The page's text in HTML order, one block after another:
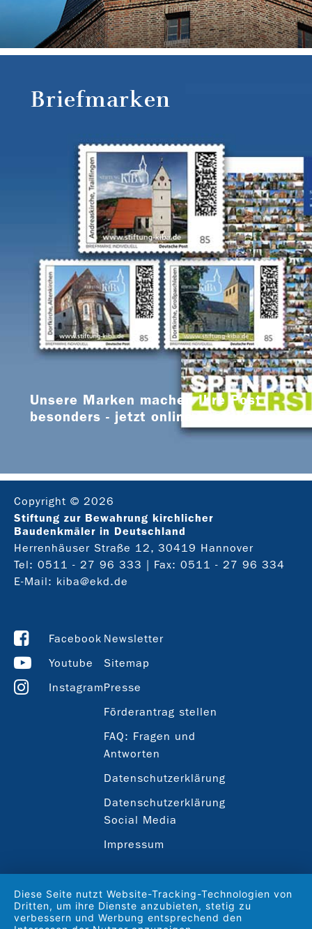
Briefmarken
Unsere Marken machen Ihre Post
besonders - jetzt online bestellen
Copyright © 2026
Stiftung zur Bewahrung kirchlicher
Baudenkmäler in Deutschland
Herrenhäuser Straße 12, 30419 Hannover
Tel: 0511 - 27 96 333 | Fax: 0511 - 27 96 334
E-Mail: kiba@ekd.de
Facebook
Youtube
Instagram
Newsletter
Sitemap
Presse
Förderantrag stellen
FAQ: Fragen und
Antworten
Datenschutzerklärung
Datenschutzerklärung
Social Media
Impressum
Diese Seite nutzt Website-Tracking-Technologien von
Dritten, um ihre Dienste anzubieten, stetig zu
verbessern und Werbung entsprechend den